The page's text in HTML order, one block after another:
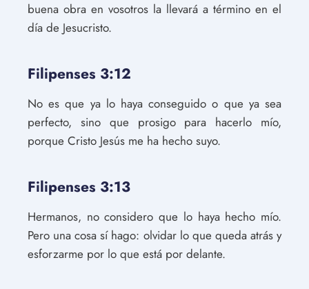
buena obra en vosotros la llevará a término en el
día de Jesucristo.
Filipenses 3:12
No es que ya lo haya conseguido o que ya sea
perfecto, sino que prosigo para hacerlo mío,
porque Cristo Jesús me ha hecho suyo.
Filipenses 3:13
Hermanos, no considero que lo haya hecho mío.
Pero una cosa sí hago: olvidar lo que queda atrás y
esforzarme por lo que está por delante.